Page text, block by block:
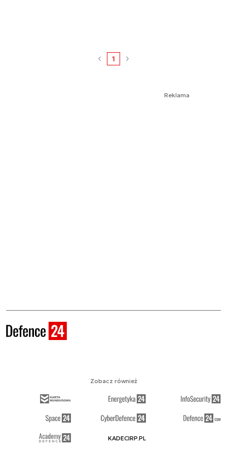
1
Reklama
Zobacz również
KADECIRP.PL